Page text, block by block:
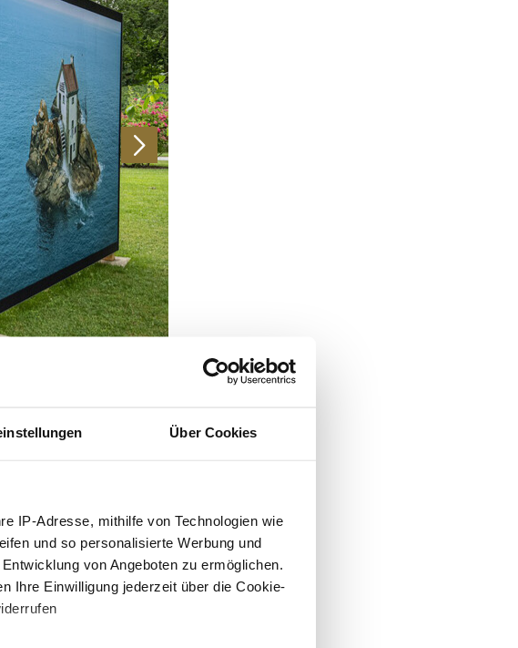
Über Cookies
IP-Adresse, mithilfe von Technologien wie
und so personalisierte Werbung und
von Angeboten zu ermöglichen.
Ihre Einwilligung jederzeit über die Cookie-